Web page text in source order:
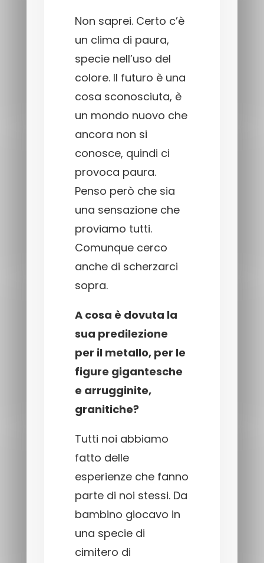
Non saprei. Certo c’è
un clima di paura,
specie nell’uso del
colore. Il futuro è una
cosa sconosciuta, è
un mondo nuovo che
ancora non si
conosce, quindi ci
provoca paura.
Penso però che sia
una sensazione che
proviamo tutti.
Comunque cerco
anche di scherzarci
sopra.
A cosa è dovuta la
sua predilezione
per il metallo, per le
figure gigantesche
e arrugginite,
granitiche?
Tutti noi abbiamo
fatto delle
esperienze che fanno
parte di noi stessi. Da
bambino giocavo in
una specie di
cimitero di